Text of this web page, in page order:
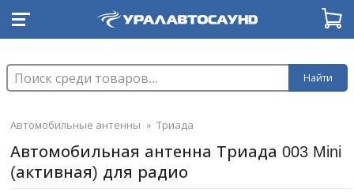
Найти
Автомобильные антенны » Триада
Автомобильная антенна Триада 003 Mini
(активная) для радио